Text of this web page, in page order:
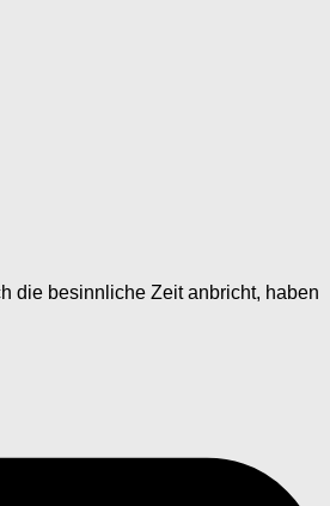
die besinnliche Zeit anbricht, haben